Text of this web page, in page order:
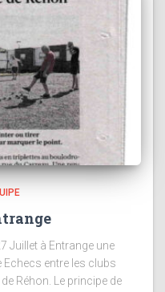
Juillet à Entrange une
Echecs entre les clubs
Réhon. Le principe de